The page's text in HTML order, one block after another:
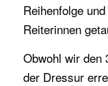
Reihenfolge
Reiterinnen
Obwohl wir den
der Dressur